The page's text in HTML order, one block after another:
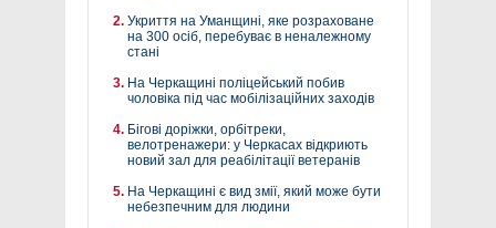
Укриття на Уманщині, яке розраховане
на 300 осіб, перебуває в неналежному
стані
На Черкащині поліцейський побив
чоловіка під час мобілізаційних заходів
Бігові доріжки, орбітреки,
велотренажери: у Черкасах відкриють
новий зал для реабілітації ветеранів
На Черкащині є вид змії, який може бути
небезпечним для людини